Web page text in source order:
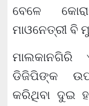
ବେଳେ
ମାଓନେତ୍ରୀ
ମାଲକାନଗିରି
ଡିଜିପିଙ୍କ
କରିଥିବା ଦୁଇ